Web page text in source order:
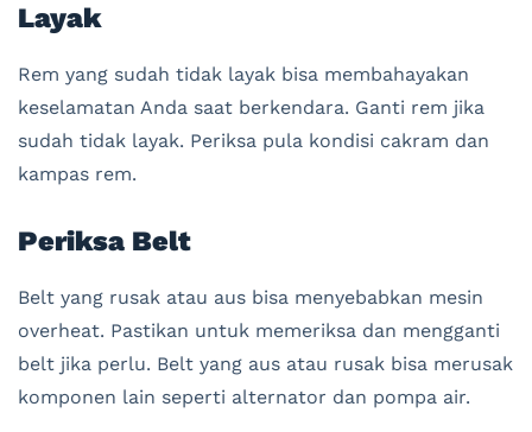
Layak
Rem yang sudah tidak layak bisa membahayakan
keselamatan Anda saat berkendara. Ganti rem jika
sudah tidak layak. Periksa pula kondisi cakram dan
kampas rem.
Periksa Belt
Belt yang rusak atau aus bisa menyebabkan mesin
overheat. Pastikan untuk memeriksa dan mengganti
belt jika perlu. Belt yang aus atau rusak bisa merusak
komponen lain seperti alternator dan pompa air.